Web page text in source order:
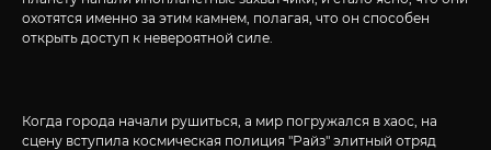
охотятся именно за этим камнем, полагая, что он способен
открыть доступ к невероятной силе.
Когда города начали рушиться, а мир погружался в хаос, на
сцену вступила космическая полиция "Райз" элитный отряд